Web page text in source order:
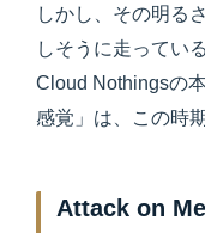
しかし、その明る
しそうに走ってい
Cloud Nothingsの
感覚」は、この時
Attack on